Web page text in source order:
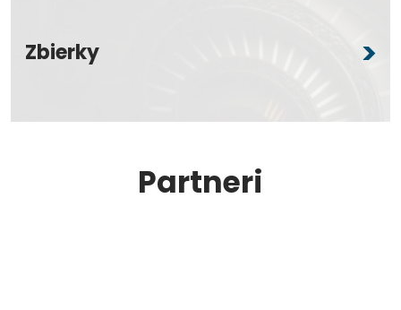
Zbierky
Partneri